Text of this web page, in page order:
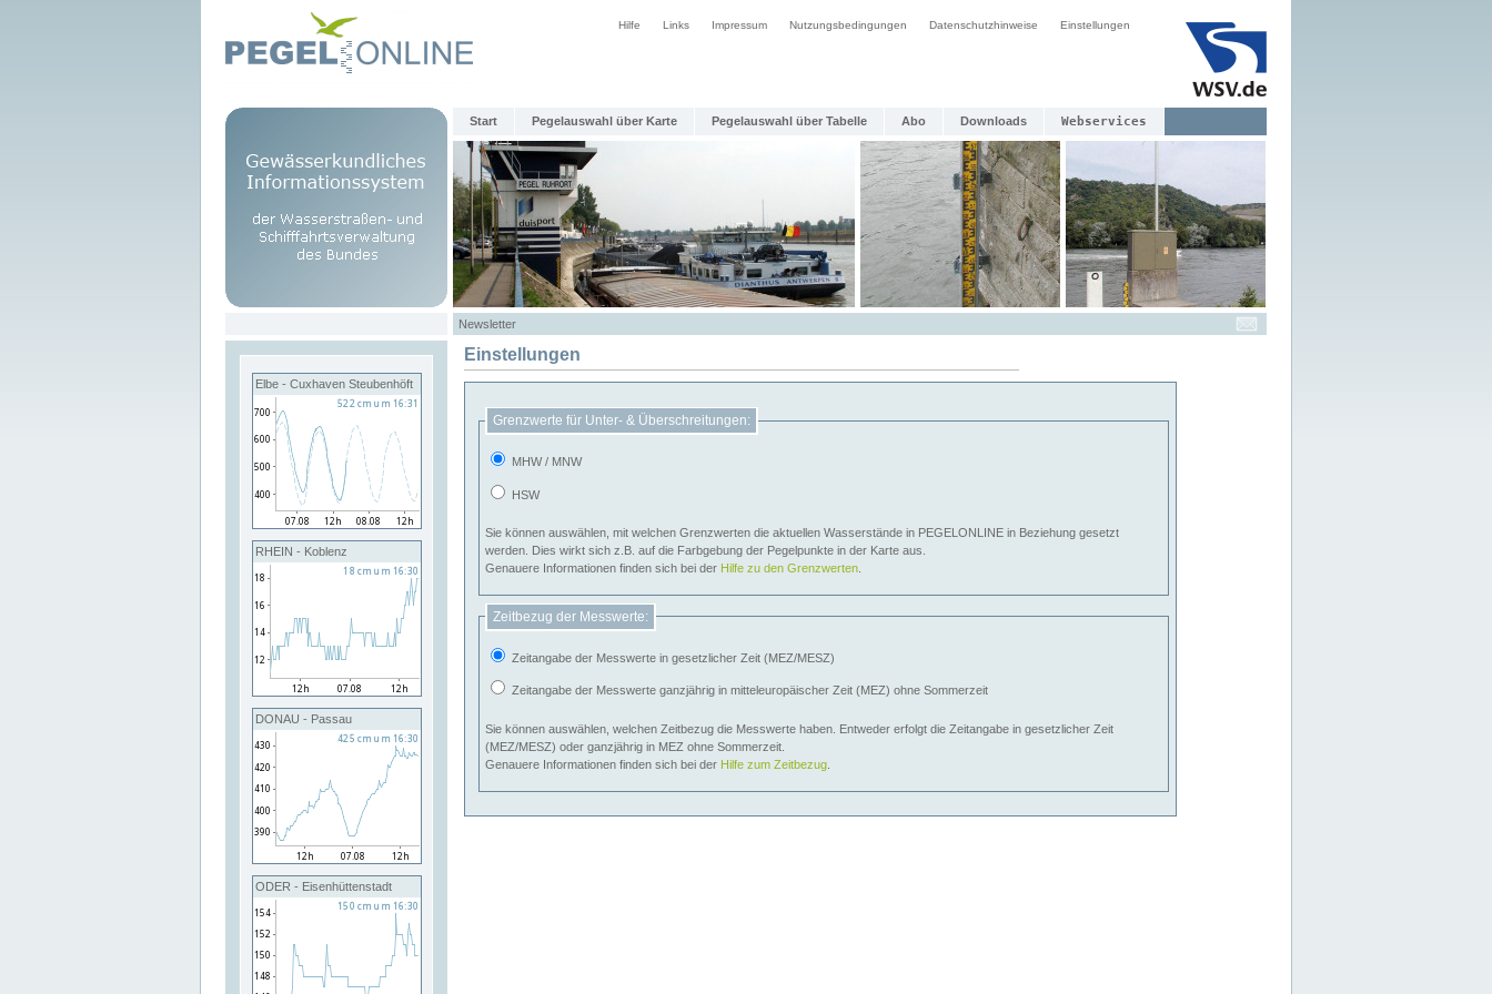
Hilfe Links Impressum Nutzungsbedingungen Datenschutzhinweise Einstellungen
Start Pegelauswahl über Karte Pegelauswahl über Tabelle Abo Downloads Webservices
Newsletter
Elbe - Cuxhaven Steubenhöft
RHEIN - Koblenz
DONAU - Passau
ODER - Eisenhüttenstadt
Einstellungen
Grenzwerte für Unter- & Überschreitungen:
MHW / MNW
HSW
Sie können auswählen, mit welchen Grenzwerten die aktuellen Wasserstände in PEGELONLINE in Beziehung gesetzt
werden. Dies wirkt sich z.B. auf die Farbgebung der Pegelpunkte in der Karte aus.
Genauere Informationen finden sich bei der Hilfe zu den Grenzwerten
Zeitbezug der Messwerte:
Zeitangabe der Messwerte in gesetzlicher Zeit (MEZ/MESZ)
Zeitangabe der Messwerte ganzjährig in mitteleuropäischer Zeit (MEZ) ohne Sommerzeit
Sie können auswählen, welchen Zeitbezug die Messwerte haben. Entweder erfolgt die Zeitangabe in gesetzlicher Zeit
(MEZ/MESZ) oder ganzjährig in MEZ ohne Sommerzeit.
Genauere Informationen finden sich bei der Hilfe zum Zeitbezug